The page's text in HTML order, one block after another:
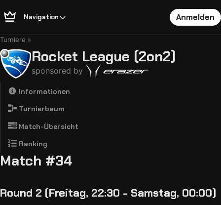
Navigation Anmelden
Turniere
Rocket League (2on2)
sponsored by
Informationen
Turnierbaum
Match-Übersicht
Ranking
Match #34
Round 2 (Freitag, 22:30 - Samstag, 00:00)